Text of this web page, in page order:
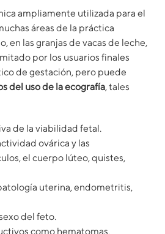
ampliamente utilizada para el
áreas de la práctica
en las granjas de vacas de leche,
por los usuarios finales
de gestación, pero puede
del uso de la ecografía, tales
de la viabilidad fetal.
ovárica y las
el cuerpo lúteo, quistes,
uterina, endometritis,
del feto.
como hematomas,